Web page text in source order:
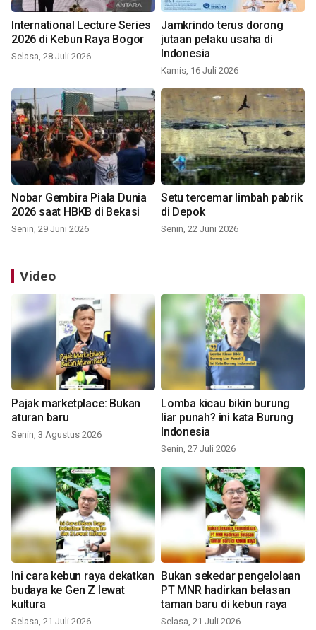
International Lecture Series
2026 di Kebun Raya Bogor
Selasa, 28 Juli 2026
Jamkrindo terus dorong
jutaan pelaku usaha di
Indonesia
Kamis, 16 Juli 2026
Nobar Gembira Piala Dunia
2026 saat HBKB di Bekasi
Senin, 29 Juni 2026
Setu tercemar limbah pabrik
di Depok
Senin, 22 Juni 2026
Video
Pajak marketplace: Bukan
aturan baru
Senin, 3 Agustus 2026
Lomba kicau bikin burung
liar punah? ini kata Burung
Indonesia
Senin, 27 Juli 2026
Ini cara kebun raya dekatkan
budaya ke Gen Z lewat
kultura
Selasa, 21 Juli 2026
Bukan sekedar pengelolaan
PT MNR hadirkan belasan
taman baru di kebun raya
Selasa, 21 Juli 2026